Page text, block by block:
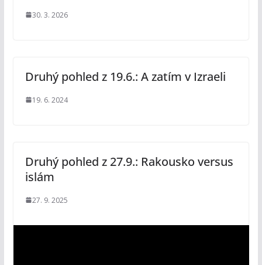
30. 3. 2026
Druhý pohled z 19.6.: A zatím v Izraeli
19. 6. 2024
Druhý pohled z 27.9.: Rakousko versus
islám
27. 9. 2025